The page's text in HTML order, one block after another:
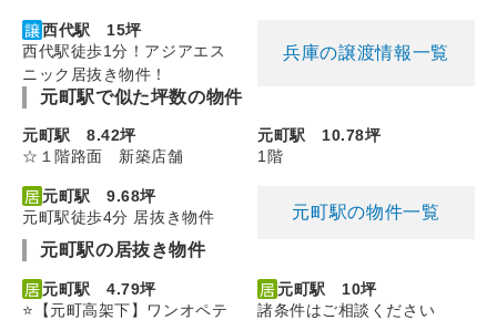
西代駅 15坪
西代駅徒歩1分！アジアエス
ニック居抜き物件！
兵庫の譲渡情報一覧
元町駅で似た坪数の物件
元町駅 8.42坪
☆１階路面 新築店舗
元町駅 10.78坪
1階
元町駅 9.68坪
元町駅徒歩4分 居抜き物件
元町駅の物件一覧
元町駅の居抜き物件
元町駅 4.79坪
⭐【元町高架下】ワンオペテ
元町駅 10坪
諸条件はご相談ください